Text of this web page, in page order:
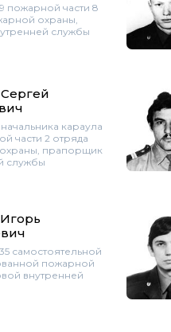
пожарной части 8
охраны,
службы
караула
части 2 отряда
прапорщик
службы
самостоятельной
пожарной
внутренней